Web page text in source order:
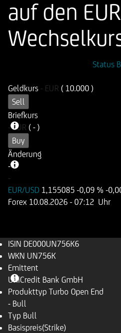
auf den
Status
Geldkurs - EUR ( 10.000 )
Sell
Briefkurs
-EUR ( - )
Buy
Änderung
--
-
EUR/USD 1,155085 -0,09 % -
Forex 10.08.2026 - 07:12 Uhr
ISIN DE000UN756K6
WKN UN756K
Emittent
UniCredit Bank GmbH
Produkttyp Turbo Open End
- Bull
Typ Bull
Basispreis(Strike)